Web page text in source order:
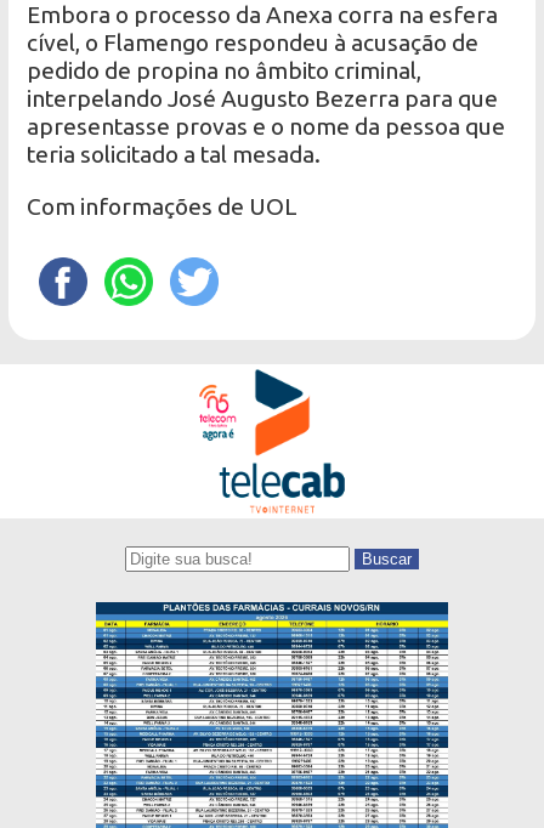
Embora o processo da Anexa corra na esfera
cível, o Flamengo respondeu à acusação de
pedido de propina no âmbito criminal,
interpelando José Augusto Bezerra para que
apresentasse provas e o nome da pessoa que
teria solicitado a tal mesada.
Com informações de UOL
Buscar